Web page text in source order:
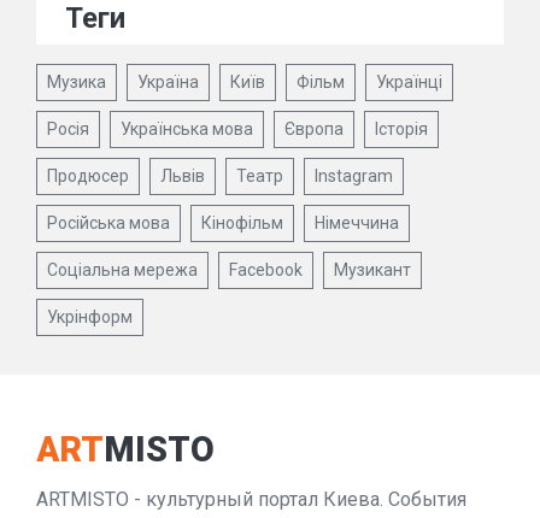
Теги
Музика Україна Київ Фільм Українці
Росія Українська мова Європа Історія
Продюсер Львів Театр Instagram
Російська мова Кінофільм Німеччина
Соціальна мережа Facebook Музикант
Укрінформ
ARTMISTO
ARTMISTO - культурный портал Киева. События